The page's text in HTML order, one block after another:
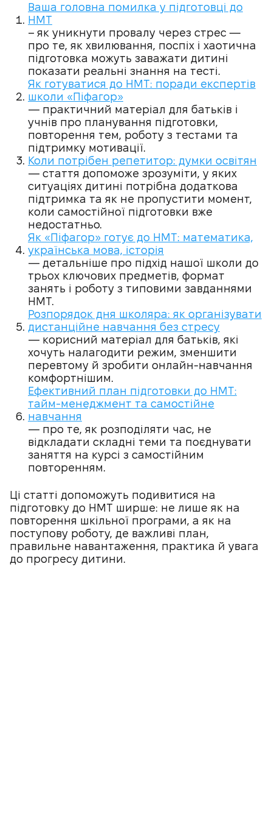
Ваша головна помилка у підготовці до
НМТ
– як уникнути провалу через стрес —
про те, як хвилювання, поспіх і хаотична
підготовка можуть заважати дитині
показати реальні знання на тесті.
Як готуватися до НМТ: поради експертів
школи «Піфагор»
— практичний матеріал для батьків і
учнів про планування підготовки,
повторення тем, роботу з тестами та
підтримку мотивації.
Коли потрібен репетитор: думки освітян
— стаття допоможе зрозуміти, у яких
ситуаціях дитині потрібна додаткова
підтримка та як не пропустити момент,
коли самостійної підготовки вже
недостатньо.
Як «Піфагор» готує до НМТ: математика,
українська мова, історія
— детальніше про підхід нашої школи до
трьох ключових предметів, формат
занять і роботу з типовими завданнями
НМТ.
Розпорядок дня школяра: як організувати
дистанційне навчання без стресу
— корисний матеріал для батьків, які
хочуть налагодити режим, зменшити
перевтому й зробити онлайн-навчання
комфортнішим.
Ефективний план підготовки до НМТ:
тайм-менеджмент та самостійне
навчання
— про те, як розподіляти час, не
відкладати складні теми та поєднувати
заняття на курсі з самостійним
повторенням.
Ці статті допоможуть подивитися на
підготовку до НМТ ширше: не лише як на
повторення шкільної програми, а як на
поступову роботу, де важливі план,
правильне навантаження, практика й увага
до прогресу дитини.